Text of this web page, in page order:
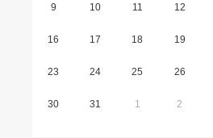
9 10 11 12
16 17 18 19
23 24 25 26
30 31 1 2